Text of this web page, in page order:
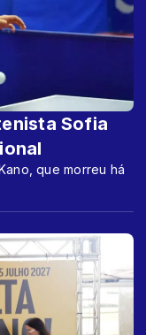
Sofia
que morreu há